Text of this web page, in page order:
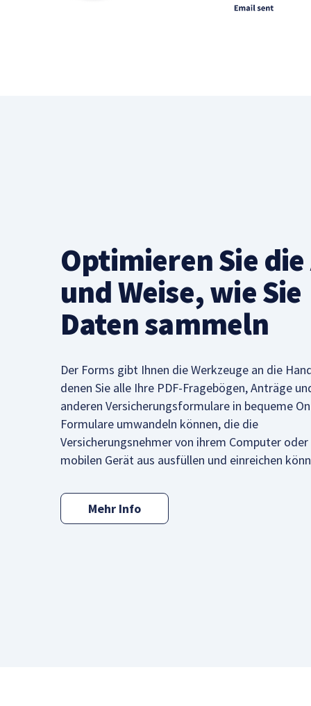
Optimieren Sie
und Weise, wie Sie
Daten sammeln
Der Forms gibt Ihnen die Werkzeuge an die
denen Sie alle Ihre PDF-Fragebögen, Anträge
anderen Versicherungsformulare in bequeme
Formulare umwandeln können, die die
Versicherungsnehmer von ihrem Computer oder
mobilen Gerät aus ausfüllen und einreichen
Mehr Info